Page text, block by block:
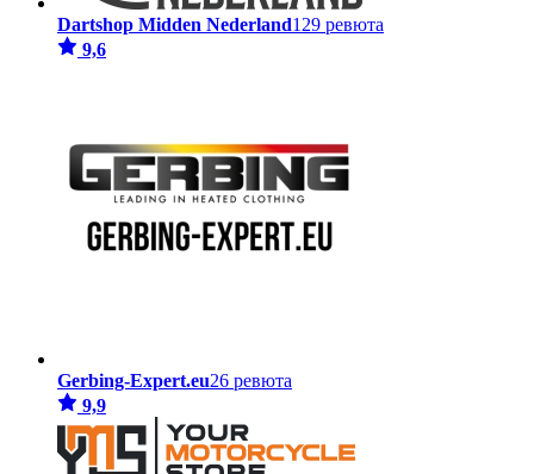
Dartshop Midden Nederland129 ревюта
9,6
Gerbing-Expert.eu26 ревюта
9,9